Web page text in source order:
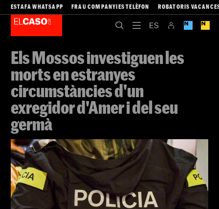
ESTAFA WHATSAPP FRAU COMPANYIES TELÈFON ROBATORIS
Els Mossos investiguen les
morts en estranyes
circumstàncies d'un
exregidor d'Amer i del seu
germà